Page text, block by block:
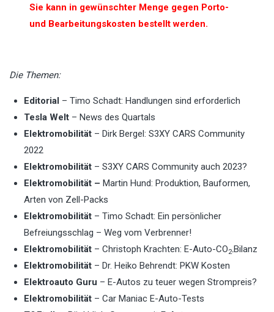
Sie kann in gewünschter Menge gegen Porto-
und Bearbeitungskosten bestellt werden.
Die Themen:
Editorial – Timo Schadt: Handlungen sind erforderlich
Tesla Welt – News des Quartals
Elektromobilität – Dirk Bergel: S3XY CARS Community
2022
Elektromobilität – S3XY CARS Community auch 2023?
Elektromobilität – Martin Hund: Produktion, Bauformen,
Arten von Zell-Packs
Elektromobilität – Timo Schadt: Ein persönlicher
Befreiungsschlag – Weg vom Verbrenner!
Elektromobilität – Christoph Krachten: E-Auto-CO2-Bilanz
Elektromobilität – Dr. Heiko Behrendt: PKW Kosten
Elektroauto Guru – E-Autos zu teuer wegen Strompreis?
Elektromobilität – Car Maniac E-Auto-Tests